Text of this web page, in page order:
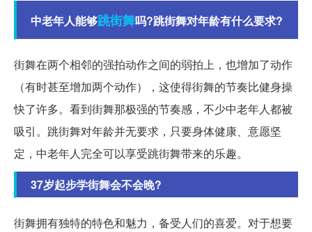
中老年人能够跳街舞吗?跳街舞对年龄有什么要求?
街舞在两个相邻的强拍动作之间的弱拍上，也增加了动作
（有时甚至增加两个动作），这使得街舞的节奏比健身操
快了许多。看到街舞那极强的节奏感，不少中老年人都被
吸引。跳街舞对年龄并无要求，只要身体健康、意愿坚
定，中老年人完全可以享受跳街舞带来的乐趣。
37岁起步学街舞会不会晚?
街舞拥有独特的特色和魅力，备受人们的喜爱。对于想要